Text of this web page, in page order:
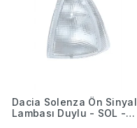
Dacia Solenza Ön Sinyal
Lambası Duylu - SOL -